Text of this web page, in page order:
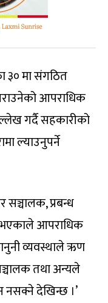
३० मा संगठित
आपराधिक
गर्दै सहकारीको
ल्याउनुपर्ने
प्रबन्ध
भएकाले आपराधिक
व्यवस्थाले ऋण
तथा अन्यले
नसक्ने देखिन्छ ।’